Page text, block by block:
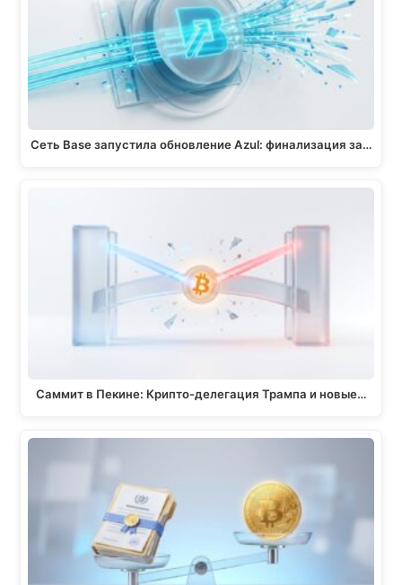
m
o
k
p
p
n
k
Сеть Base запустила обновление Azul: финализация за…
Саммит в Пекине: Крипто-делегация Трампа и новые…